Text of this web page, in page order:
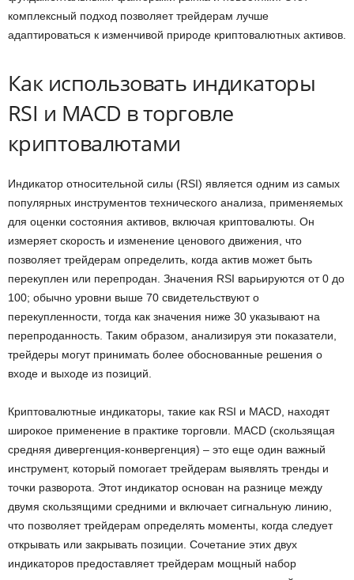
комплексный подход позволяет трейдерам лучше
адаптироваться к изменчивой природе криптовалютных активов.
Как использовать индикаторы
RSI и MACD в торговле
криптовалютами
Индикатор относительной силы (RSI) является одним из самых
популярных инструментов технического анализа, применяемых
для оценки состояния активов, включая криптовалюты. Он
измеряет скорость и изменение ценового движения, что
позволяет трейдерам определить, когда актив может быть
перекуплен или перепродан. Значения RSI варьируются от 0 до
100; обычно уровни выше 70 свидетельствуют о
перекупленности, тогда как значения ниже 30 указывают на
перепроданность. Таким образом, анализируя эти показатели,
трейдеры могут принимать более обоснованные решения о
входе и выходе из позиций.
Криптовалютные индикаторы, такие как RSI и MACD, находят
широкое применение в практике торговли. MACD (скользящая
средняя дивергенция-конвергенция) – это еще один важный
инструмент, который помогает трейдерам выявлять тренды и
точки разворота. Этот индикатор основан на разнице между
двумя скользящими средними и включает сигнальную линию,
что позволяет трейдерам определять моменты, когда следует
открывать или закрывать позиции. Сочетание этих двух
индикаторов предоставляет трейдерам мощный набор